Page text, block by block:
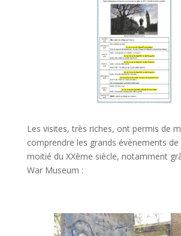
Les visites, très riches, ont permis de
comprendre les grands évènements
moitié du XXème siècle, notamment
War Museum :